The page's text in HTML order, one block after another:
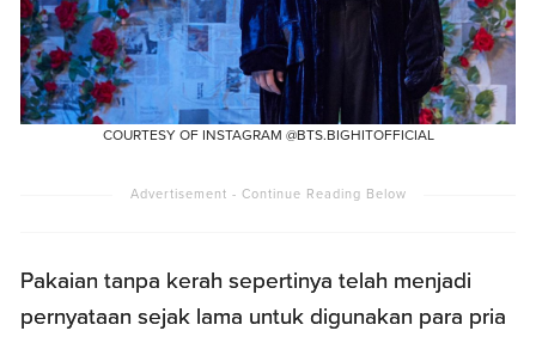
COURTESY OF INSTAGRAM @BTS.BIGHITOFFICIAL
Pakaian tanpa kerah sepertinya telah menjadi
pernyataan sejak lama untuk digunakan para pria